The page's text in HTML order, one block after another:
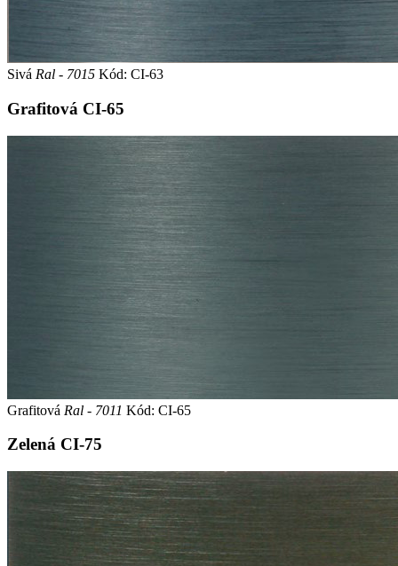
Sivá Ral - 7015 Kód: CI-63
Grafitová CI-65
Grafitová Ral - 7011 Kód: CI-65
Zelená CI-75